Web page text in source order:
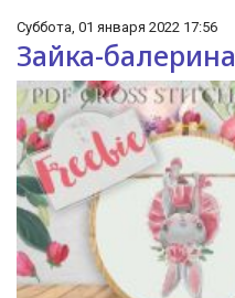
Суббота, 01 января 2022 17:56
Зайка-балерина